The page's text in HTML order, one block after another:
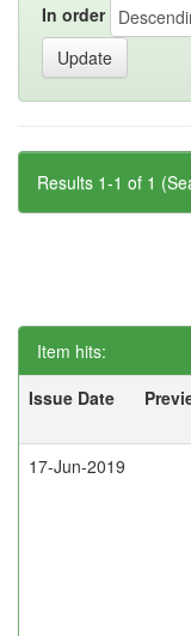
In order
Results 1-1 of 1
Item hits:
Issue Date
17-Jun-2019